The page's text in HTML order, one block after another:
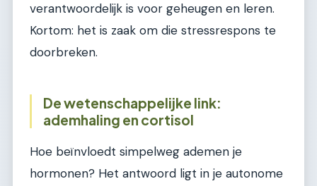
verantwoordelijk is voor geheugen en leren.
Kortom: het is zaak om die stressrespons te
doorbreken.
De wetenschappelijke link:
ademhaling en cortisol
Hoe beïnvloedt simpelweg ademen je
hormonen? Het antwoord ligt in je autonome